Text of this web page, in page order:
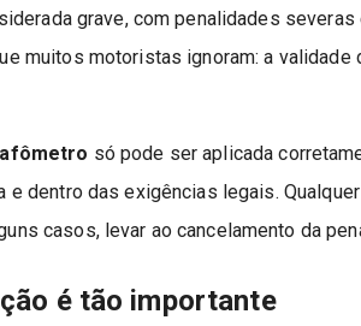
grave, com penalidades
muitos motoristas ignoram: a validade
só pode ser aplicada
dentro das exigências legais.
casos, levar ao cancelamento da
é tão importante